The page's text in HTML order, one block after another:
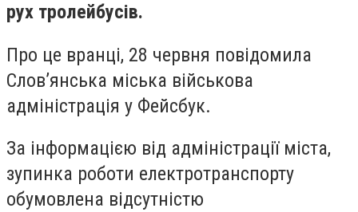
рух тролейбусів.
Про це вранці, 28 червня повідомила
Слов’янська міська військова
адміністрація у Фейсбук.
За інформацією від адміністрації міста,
зупинка роботи електротранспорту
обумовлена відсутністю